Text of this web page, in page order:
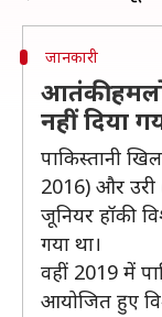
जानकारी
आतंकी
नहीं दिया
पाकिस्तानी
2016) और
जूनियर हॉकी
गया था।
वहीं 2019 में
आयोजित हुए